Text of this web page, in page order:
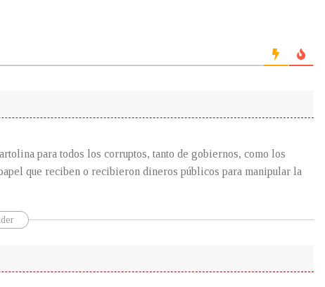
para todos los corruptos, tanto de gobiernos, como los
que reciben o recibieron dineros públicos para manipular la